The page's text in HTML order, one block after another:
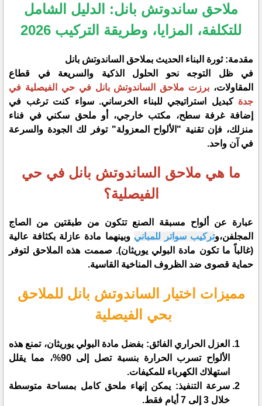
ملاحق ساندوتش بانل: الدليل الشامل
للتكلفة، المزايا، وطريقة التركيب 2026
​مقدمة: ثورة البناء الحديث بملاحق الساندوتش بانل
​في ظل التوجه نحو الحلول الذكية والسريعة في قطاع
المقاولات، برزت ملاحق الساندوتش بانل في حي الفيصلية في
جدة كبديل استراتيجي للبناء الخرساني. سواء كنت ترغب في
إضافة غرفة سطح، مكتب خارجي، أو ملحق سكني في فناء
منزلك، فإن تقنية "الألواح المعزولة" توفر لك الجودة والسرعة
في آن واحد.
ما هي ملاحق الساندوتش بانل في حي
الفيصلية؟
​عبارة عن ألواح مسبقة الصنع تتكون من طبقتين من الصاج
المجلفن،وتركيب سواتر للمباني وبينهما مادة عازلة بكثافة عالية
(غالباً ما تكون مادة البولي يوريثان). صممت هذه الملاحق لتوفر
حماية قصوى ضد الظروف المناخية القاسية.
​مميزات اختيار الساندوتش بانل للملاحق
بحي الفيصلية
​العزل الحراري الفائق: بفضل مادة البولي يوريثان، تمنع هذه
الألواح تسرب الحرارة بنسبة تصل إلى 90%، مما يقلل
استهلاك الكهرباء للمكيفات.
​سرعة التنفيذ: يمكن إنهاء ملحق كامل بمساحة متوسطة
خلال 3 إلى 7 أيام فقط.